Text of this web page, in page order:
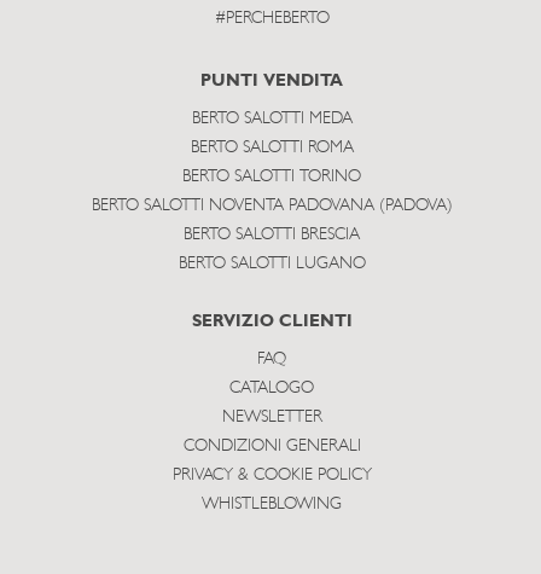
#PERCHEBERTO
PUNTI VENDITA
BERTO SALOTTI MEDA
BERTO SALOTTI ROMA
BERTO SALOTTI TORINO
BERTO SALOTTI NOVENTA PADOVANA (PADOVA)
BERTO SALOTTI BRESCIA
BERTO SALOTTI LUGANO
SERVIZIO CLIENTI
FAQ
CATALOGO
NEWSLETTER
CONDIZIONI GENERALI
PRIVACY & COOKIE POLICY
WHISTLEBLOWING